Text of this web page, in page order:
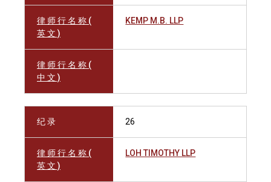
律 师 行 名 称 (
英 文 )
KEMP M.B. LLP
律 师 行 名 称 (
中 文 )
纪 录 26
律 师 行 名 称 (
英 文 )
LOH TIMOTHY LLP